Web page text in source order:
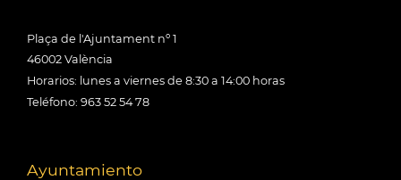
Plaça de l'Ajuntament nº 1
46002 València
Horarios: lunes a viernes de 8:30 a 14:00 horas
Teléfono: 963 52 54 78
Ayuntamiento